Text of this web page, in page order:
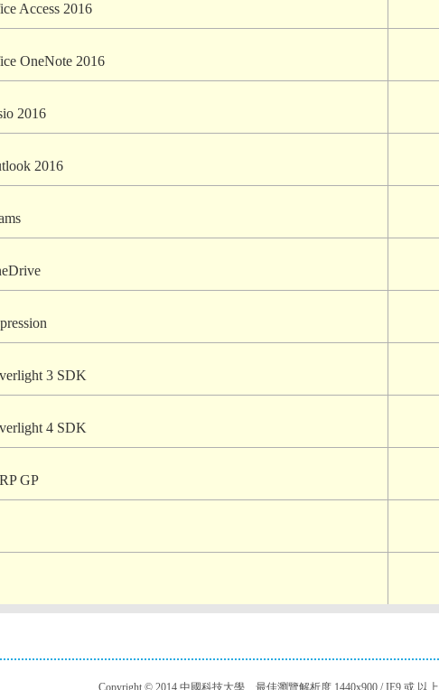
Access 2016
OneNote 2016
2016
2016
3 SDK
4 SDK
GP
Copyright © 2014 中國科技大學 最佳瀏覽解析度 1440x900 / IE9 或 以上